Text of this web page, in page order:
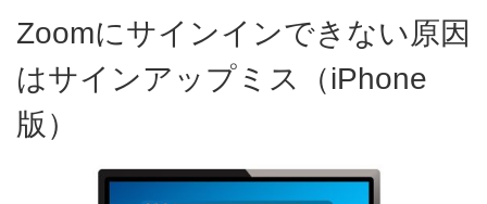
Zoomにサインインできない原因
はサインアップミス（iPhone
版）